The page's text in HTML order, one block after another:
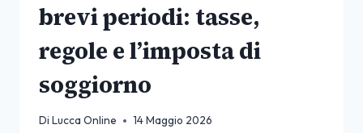
brevi periodi: tasse,
regole e l’imposta di
soggiorno
Di Lucca Online 14 Maggio 2026